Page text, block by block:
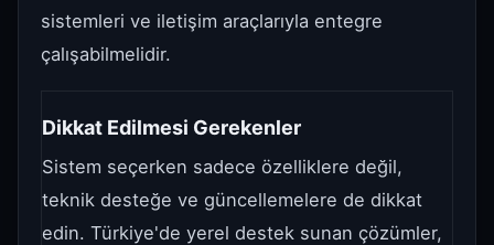
sistemleri ve iletişim araçlarıyla entegre
çalışabilmelidir.
Dikkat Edilmesi Gerekenler
Sistem seçerken sadece özelliklere değil,
teknik desteğe ve güncellemelere de dikkat
edin. Türkiye'de yerel destek sunan çözümler,